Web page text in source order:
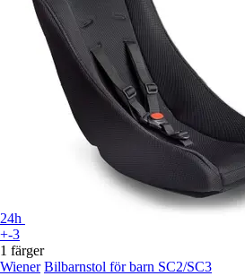
24h
+-3
1 färger
Wiener Bilbarnstol för barn SC2/SC3